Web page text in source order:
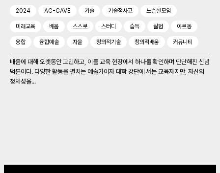
2024 AC-CAVE 기술 기술적사고 느슨한모임
미래교육 배움 스스로 스터디 습득 실험 아르동
융합 융합예술 자율 창의적기술 창의적배움 커뮤니티
배움에 대해 오랫동안 고민하고, 이를 교육 현장에서 하나둘 확인하며 단단해진 신념
덕분이다. 다양한 활동을 펼치는 예술가이자 대학 강단에 서는 교육자지만, 자신의
정체성을...